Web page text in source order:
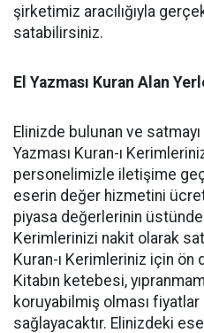
şirketimiz aracılığıyla
satabilirsiniz.
El Yazması Kuran Alan
Elinizde bulunan ve
Yazması Kuran-ı
personelimizle iletişime
eserin değer hizmetini
piyasa değerlerinin üstünde
Kerimlerinizi nakit olarak
Kuran-ı Kerimleriniz için
Kitabın ketebesi,
koruyabilmiş olması fiyatlar
sağlayacaktır. Elinizdeki